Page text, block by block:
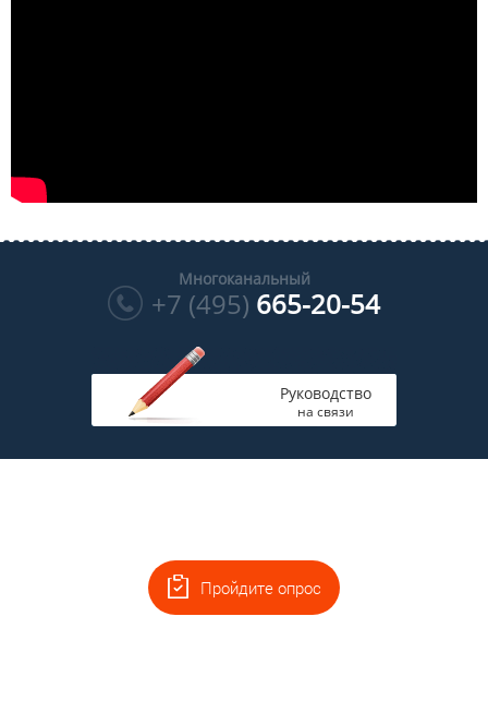
Многоканальный
+7 (495) 665-20-54
Руководство
на связи
Пройдите опрос